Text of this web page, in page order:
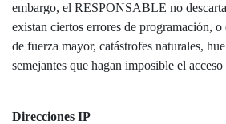
embargo, el RESPONSABLE no
existan ciertos errores de programación, o
de fuerza mayor, catástrofes naturales,
semejantes que hagan imposible el
Direcciones IP